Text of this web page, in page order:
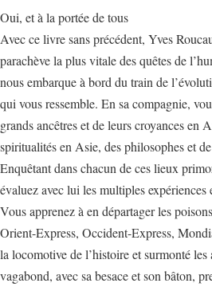
Oui, et à la portée de tous
Avec ce livre sans précédent, Yves
parachève la plus vitale des quêtes de
nous embarque à bord du train de
qui vous ressemble. En sa compagnie,
grands ancêtres et de leurs croyances en
spiritualités en Asie, des philosophes et
Enquêtant dans chacun de ces lieux
évaluez avec lui les multiples expériences
Vous apprenez à en départager les
Orient-Express, Occident-Express,
la locomotive de l’histoire et surmonté
vagabond, avec sa besace et son bâton,